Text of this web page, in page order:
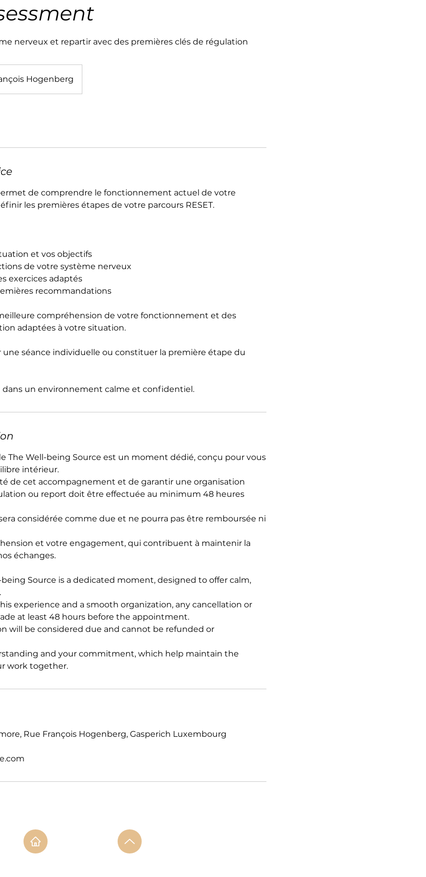
nerveux et repartir avec des premières clés de régulation
Hogenberg
de comprendre le fonctionnement actuel de votre
les premières étapes de votre parcours RESET.
et vos objectifs
de votre système nerveux
exercices adaptés
recommandations
compréhension de votre fonctionnement et des
adaptées à votre situation.
séance individuelle ou constituer la première étape du
dans un environnement calme et confidentiel.
The Well-being Source est un moment dédié, conçu pour vous
intérieur.
de cet accompagnement et de garantir une organisation
ou report doit être effectuée au minimum 48 heures
considérée comme due et ne pourra pas être remboursée ni
et votre engagement, qui contribuent à maintenir la
échanges.
being Source is a dedicated moment, designed to offer calm,
experience and a smooth organization, any cancellation or
at least 48 hours before the appointment.
will be considered due and cannot be refunded or
and your commitment, which help maintain the
work together.
Rue François Hogenberg, Gasperich Luxembourg